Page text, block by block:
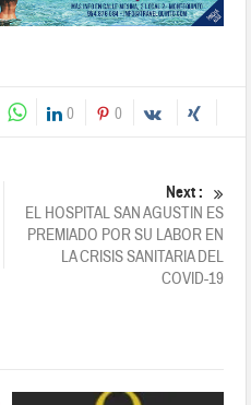
0 0
Next :
EL HOSPITAL SAN AGUSTIN ES
PREMIADO POR SU LABOR EN
LA CRISIS SANITARIA DEL
COVID-19